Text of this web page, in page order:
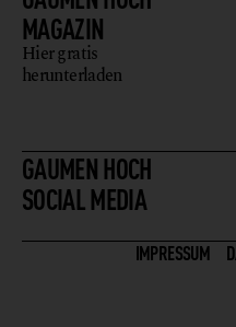
MAGAZIN
Hier gratis
herunterladen
GAUMEN HOCH
SOCIAL MEDIA
IMPRESSUM